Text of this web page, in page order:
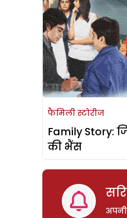
फैमिली स्टोरीज
Family Story:
की भैंस